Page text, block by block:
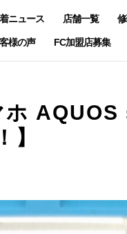
ニュース 店舗一覧
様の声 FC加盟店募集
ホ
】